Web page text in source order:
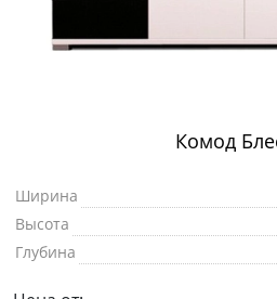
Комод
Ширина
Высота
Глубина